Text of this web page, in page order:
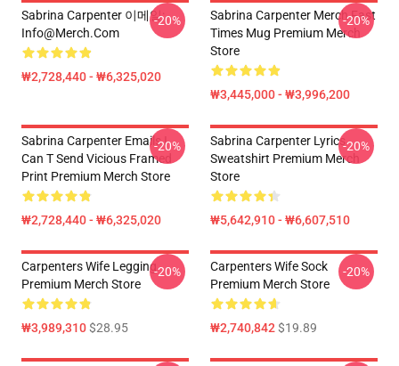
Sabrina Carpenter 이메일:
Info@merch.com
₩2,728,440 - ₩6,325,020
-20%
Sabrina Carpenter Merch Fast
Times Mug Premium Merch
Store
₩3,445,000 - ₩3,996,200
-20%
Sabrina Carpenter Emails I
Can T Send Vicious Framed
Print Premium Merch Store
₩2,728,440 - ₩6,325,020
-20%
Sabrina Carpenter Lyrics
Sweatshirt Premium Merch
Store
₩5,642,910 - ₩6,607,510
-20%
Carpenters Wife Legging
Premium Merch Store
₩3,989,310$28.95
-20%
Carpenters Wife Sock
Premium Merch Store
₩2,740,842$19.89
-20%